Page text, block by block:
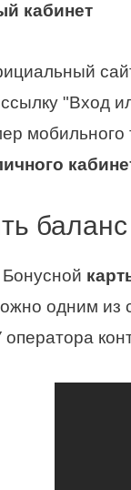
кабинет
"Вход
одним из
оператора